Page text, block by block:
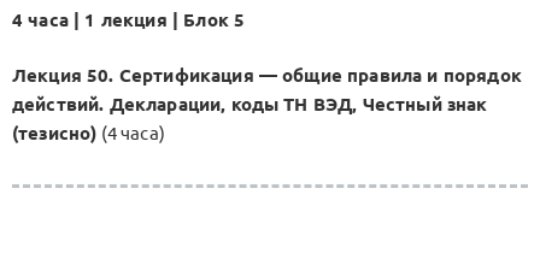
4 часа | 1 лекция | Блок 5
Лекция 50. Сертификация — общие правила и порядок
действий. Декларации, коды ТН ВЭД, Честный знак
(тезисно) (4 часа)